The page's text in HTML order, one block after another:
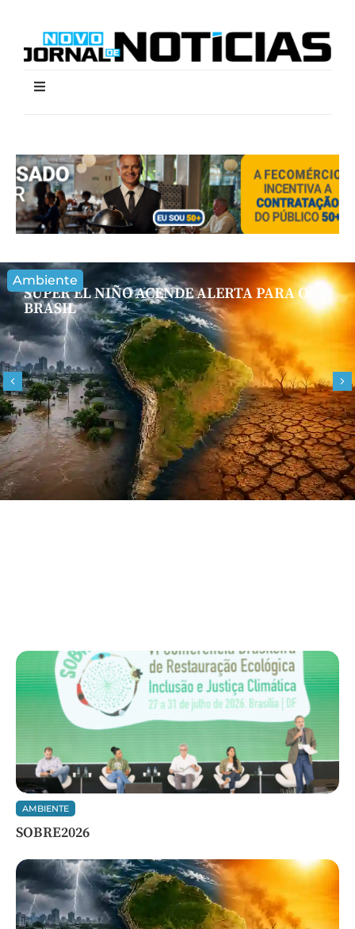
Ambiente
SUPER EL NIÑO ACENDE ALERTA PARA O
BRASIL
AMBIENTE
SOBRE2026